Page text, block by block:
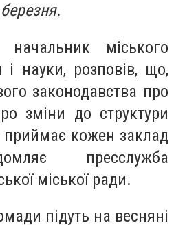
міського
і науки, розповів, що,
законодавства про
зміни до структури
приймає кожен заклад
пресслужба
міської ради.
підуть на весняні